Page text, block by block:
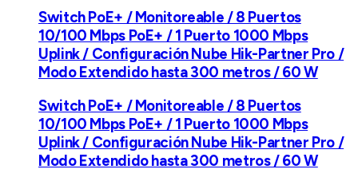
Switch PoE+ / Monitoreable / 8 Puertos
10/100 Mbps PoE+ / 1 Puerto 1000 Mbps
Uplink / Configuración Nube Hik-Partner Pro /
Modo Extendido hasta 300 metros / 60 W
Switch PoE+ / Monitoreable / 8 Puertos
10/100 Mbps PoE+ / 1 Puerto 1000 Mbps
Uplink / Configuración Nube Hik-Partner Pro /
Modo Extendido hasta 300 metros / 60 W